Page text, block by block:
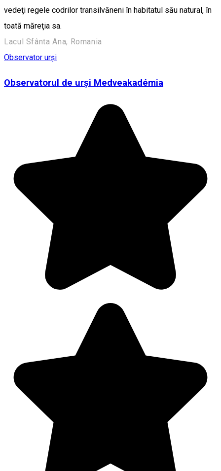
vedeţi regele codrilor transilvăneni în habitatul său natural, în
toată măreţia sa.
Lacul Sfânta Ana, Romania
Observator urși
Observatorul de urși Medveakadémia